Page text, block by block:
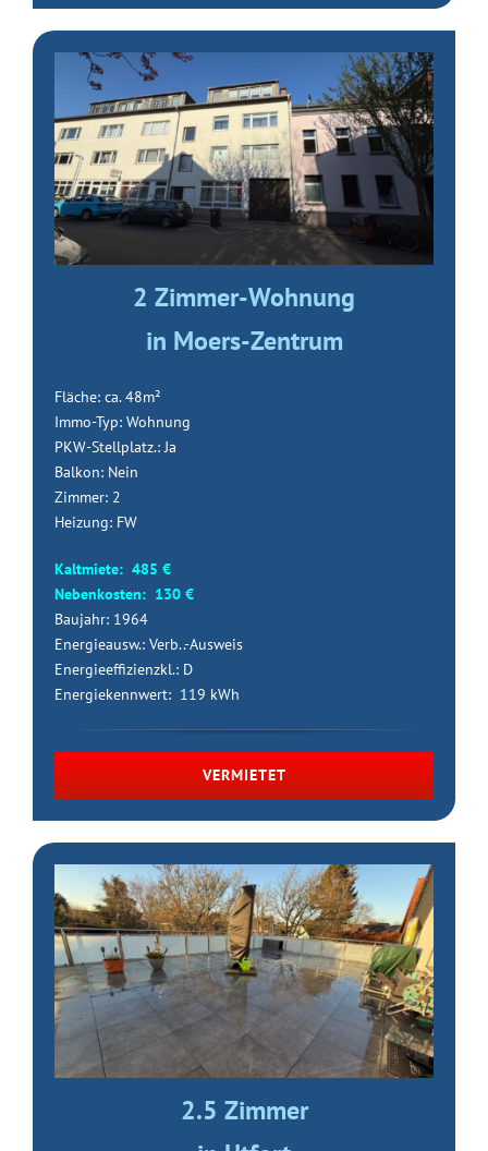
2 Zimmer-Wohnung
in Moers-Zentrum
Fläche: ca. 48m²
Immo-Typ: Wohnung
PKW-Stellplatz.: Ja
Balkon: Nein
Zimmer: 2
Heizung: FW
Kaltmiete: 485 €
Nebenkosten: 130 €
Baujahr: 1964
Energieausw.: Verb..-Ausweis
Energieeffizienzkl.: D
Energiekennwert: 119 kWh
VERMIETET
2.5 Zimmer